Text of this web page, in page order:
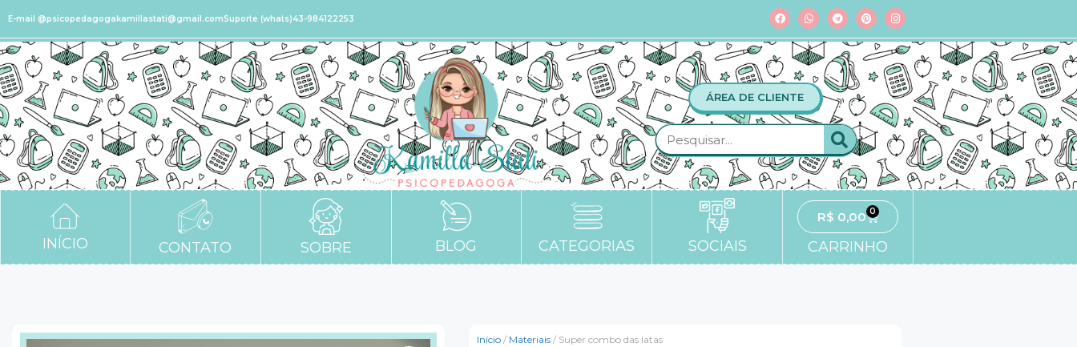
E-mail @psicopedagogakamillastati@gmail.comSuporte (whats)43-984122253
ÁREA DE CLIENTE
INÍCIO CONTATO SOBRE BLOG CATEGORIAS SOCIAIS
R$ 0,00 0
CARRINHO
Início / Materiais / Super combo das latas